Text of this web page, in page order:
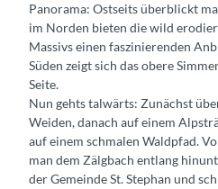
Panorama: Ostseits überblickt
im Norden bieten die wild
Massivs einen faszinierenden
Süden zeigt sich das obere
Seite.
Nun gehts talwärts: Zunächst
Weiden, danach auf einem
auf einem schmalen Waldpfad.
man dem Zälgbach entlang
der Gemeinde St. Stephan und